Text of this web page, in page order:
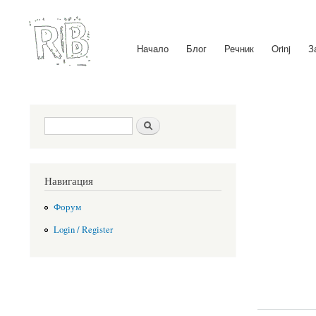
Main menu Начало Блог Речник Orinj
Search form
Навигация
Форум
Login / Register